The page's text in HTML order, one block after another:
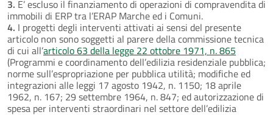
3. E’ escluso il finanziamento di operazioni di compravendita di
immobili di ERP tra l’ERAP Marche ed i Comuni.
4. I progetti degli interventi attivati ai sensi del presente
articolo non sono soggetti al parere della commissione tecnica
di cui all’articolo 63 della legge 22 ottobre 1971, n. 865
(Programmi e coordinamento dell’edilizia residenziale pubblica;
norme sull’espropriazione per pubblica utilità; modifiche ed
integrazioni alle leggi 17 agosto 1942, n. 1150; 18 aprile
1962, n. 167; 29 settembre 1964, n. 847; ed autorizzazione di
spesa per interventi straordinari nel settore dell’edilizia